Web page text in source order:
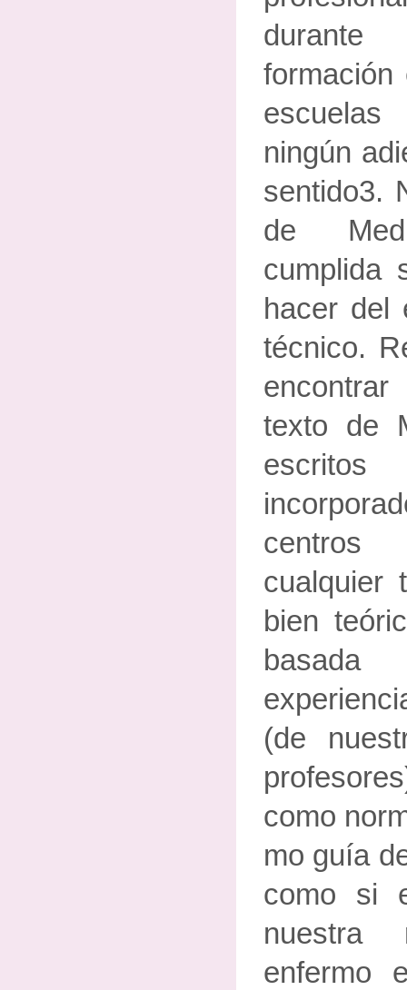
ningún
sentido3.
de
cumplida
hacer del
técnico.
texto de
centros
cualquier
bien
(de
como
mo guía
como si
nuestra
enfermo